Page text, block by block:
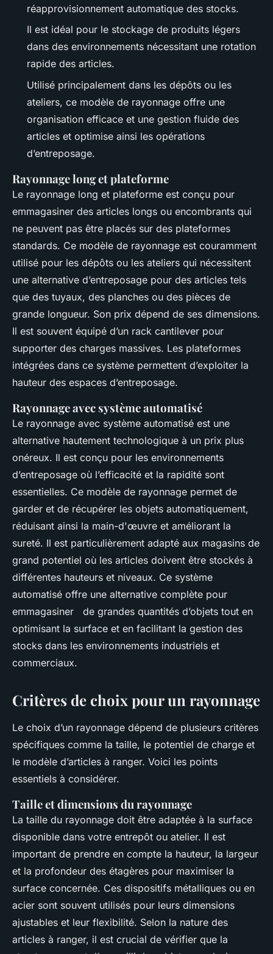
réapprovisionnement automatique des stocks.
Il est idéal pour le stockage de produits légers
dans des environnements nécessitant une rotation
rapide des articles.
Utilisé principalement dans les dépôts ou les
ateliers, ce modèle de rayonnage offre une
organisation efficace et une gestion fluide des
articles et optimise ainsi les opérations
d’entreposage.
Rayonnage long et plateforme
Le rayonnage long et plateforme est conçu pour
emmagasiner des articles longs ou encombrants qui
ne peuvent pas être placés sur des plateformes
standards. Ce modèle de rayonnage est couramment
utilisé pour les dépôts ou les ateliers qui nécessitent
une alternative d’entreposage pour des articles tels
que des tuyaux, des planches ou des pièces de
grande longueur. Son prix dépend de ses dimensions.
Il est souvent équipé d’un rack cantilever pour
supporter des charges massives. Les plateformes
intégrées dans ce système permettent d’exploiter la
hauteur des espaces d’entreposage.
Rayonnage avec système automatisé
Le rayonnage avec système automatisé est une
alternative hautement technologique à un prix plus
onéreux. Il est conçu pour les environnements
d’entreposage où l’efficacité et la rapidité sont
essentielles. Ce modèle de rayonnage permet de
garder et de récupérer les objets automatiquement,
réduisant ainsi la main-d'œuvre et améliorant la
sureté. Il est particulièrement adapté aux magasins de
grand potentiel où les articles doivent être stockés à
différentes hauteurs et niveaux. Ce système
automatisé offre une alternative complète pour
emmagasiner de grandes quantités d’objets tout en
optimisant la surface et en facilitant la gestion des
stocks dans les environnements industriels et
commerciaux.
Critères de choix pour un rayonnage
Le choix d’un rayonnage dépend de plusieurs critères
spécifiques comme la taille, le potentiel de charge et
le modèle d’articles à ranger. Voici les points
essentiels à considérer.
Taille et dimensions du rayonnage
La taille du rayonnage doit être adaptée à la surface
disponible dans votre entrepôt ou atelier. Il est
important de prendre en compte la hauteur, la largeur
et la profondeur des étagères pour maximiser la
surface concernée. Ces dispositifs métalliques ou en
acier sont souvent utilisés pour leurs dimensions
ajustables et leur flexibilité. Selon la nature des
articles à ranger, il est crucial de vérifier que la